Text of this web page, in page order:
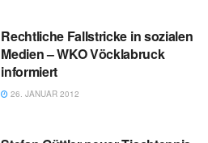
Rechtliche Fallstricke in sozialen
Medien – WKO Vöcklabruck
informiert
26. JANUAR 2012